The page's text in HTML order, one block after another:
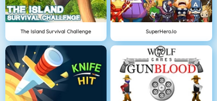
The Island Survival Challenge SuperHero.io